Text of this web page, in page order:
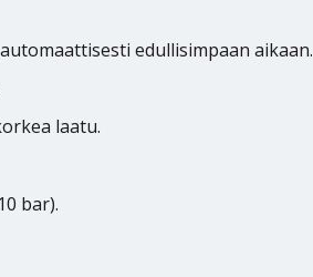
edullisimpaan aikaan.
laatu.
bar).